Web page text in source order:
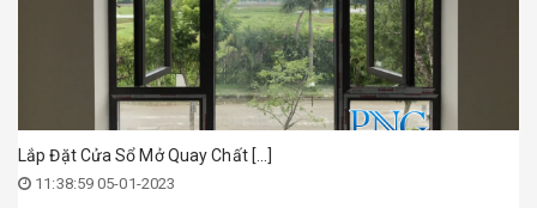
Lắp Đặt Cửa Sổ Mở Quay Chất [...]
11:38:59 05-01-2023